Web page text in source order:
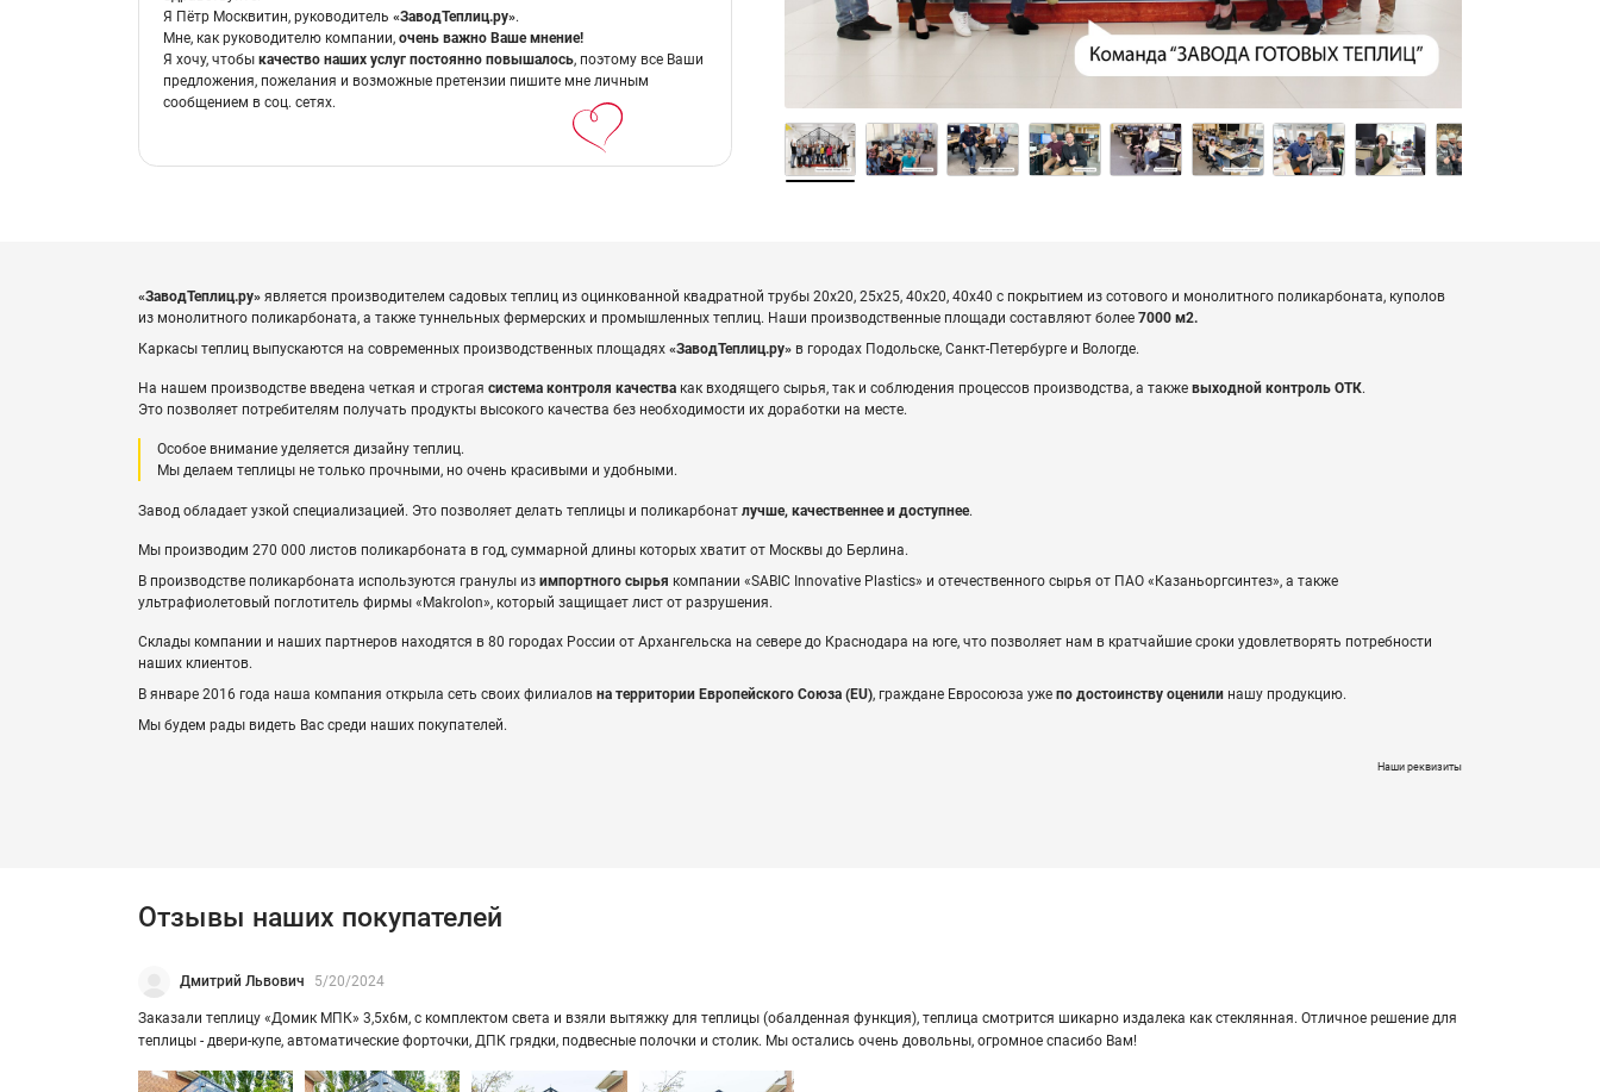
Я Пётр Москвитин, руководитель«ЗаводТеплиц.ру».
Мне, как руководителю компании,очень важно Ваше мнение!
Я хочу, чтобыкачество наших услуг постоянно повышалось, поэтому все Ваши
предложения, пожелания и возможные претензии пишите мне личным
сообщением в соц. сетях.
«ЗаводТеплиц.ру»является производителем садовых теплиц из оцинкованной квадратной трубы 20x20, 25x25, 40x20, 40х40 с покрытием из сотового и монолитного поликарбоната, куполов
из монолитного поликарбоната, а также туннельных фермерских и промышленных теплиц. Наши производственные площади составляют более 7000 м2.
Каркасы теплиц выпускаются на современных производственных площадях «ЗаводТеплиц.ру»в городах Подольске, Санкт-Петербурге и Вологде.
На нашем производстве введена четкая и строгая система контроля качествакак входящего сырья, так и соблюдения процессов производства, а также выходной контроль ОТК.
Это позволяет потребителям получать продукты высокого качества без необходимости их доработки на месте.
Особое внимание уделяется дизайну теплиц.
Мы делаем теплицы не только прочными, но очень красивыми и удобными.
Завод обладает узкой специализацией. Это позволяет делать теплицы и поликарбонат лучше, качественнее и доступнее.
Мы производим 270 000 листов поликарбоната в год, суммарной длины которых хватит от Москвы до Берлина.
В производстве поликарбоната используются гранулы из импортного сырья компании «SABIC Innovative Plastics» и отечественного сырья от ПАО «Казаньоргсинтез», а также
ультрафиолетовый поглотитель фирмы «Makrolon», который защищает лист от разрушения.
Склады компании и наших партнеров находятся в 80 городах России от Архангельска на севере до Краснодара на юге, что позволяет нам в кратчайшие сроки удовлетворять потребности
наших клиентов.
В январе 2016 года наша компания открыла сеть своих филиалов на территории Европейского Союза (EU), граждане Евросоюза уже по достоинству оценилинашу продукцию.
Мы будем рады видеть Вас среди наших покупателей.
Наши реквизиты
Отзывы наших покупателей
Дмитрий Львович 5/20/2024
За­ка­за­ли теп­ли­цу «Домик МПК» 3,5х6м, с ком­плек­том света и взяли вы­тяж­ку для теп­ли­цы (обал­ден­ная функ­ция), теп­ли­ца смот­рит­ся ши­кар­но из­да­ле­ка как стек­лян­ная. От­лич­ное ре­ше­ние для
теп­ли­цы - двери-​купе, ав­то­ма­ти­че­ские фор­точ­ки, ДПК гряд­ки, под­вес­ные по­лоч­ки и сто­лик. Мы оста­лись очень до­воль­ны, огром­ное спа­си­бо Вам!